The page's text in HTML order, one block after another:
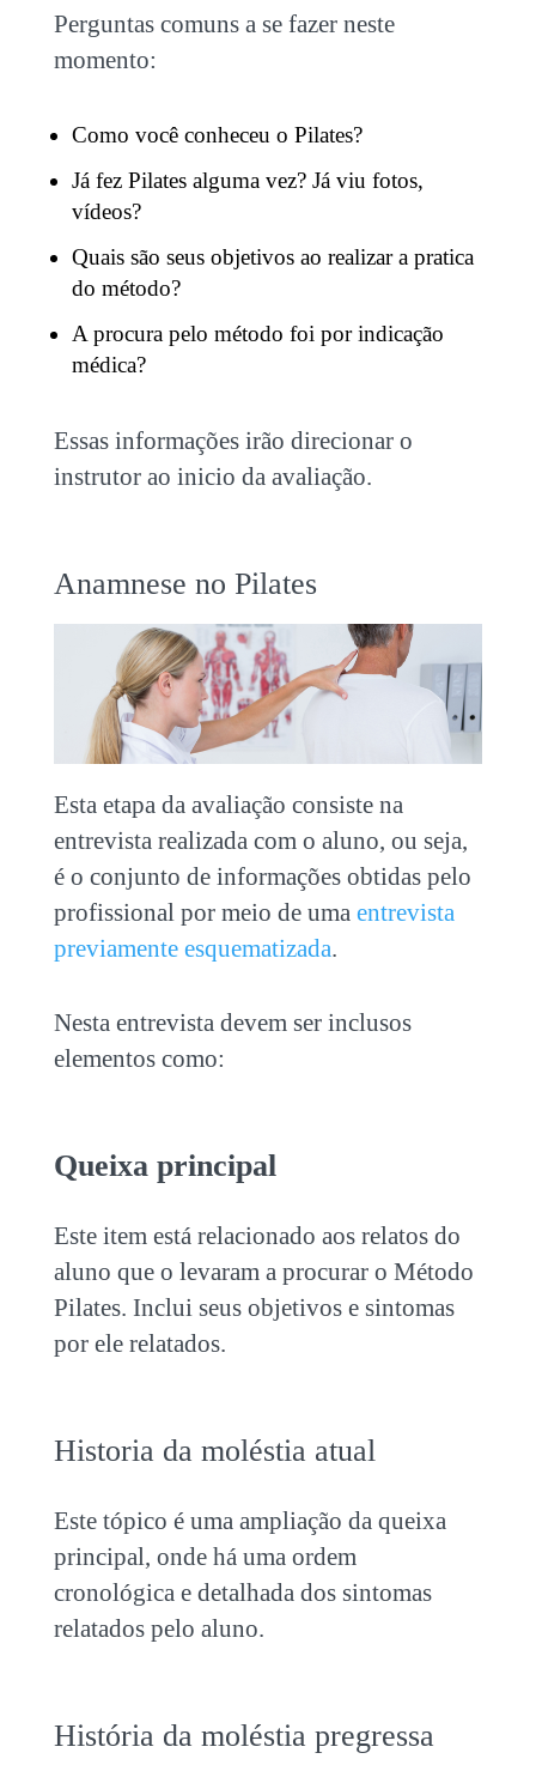
Perguntas comuns a se fazer neste
momento:
Como você conheceu o Pilates?
Já fez Pilates alguma vez? Já viu fotos,
vídeos?
Quais são seus objetivos ao realizar a pratica
do método?
A procura pelo método foi por indicação
médica?
Essas informações irão direcionar o
instrutor ao inicio da avaliação.
Anamnese no Pilates
Esta etapa da avaliação consiste na
entrevista realizada com o aluno, ou seja,
é o conjunto de informações obtidas pelo
profissional por meio de uma entrevista
previamente esquematizada.
Nesta entrevista devem ser inclusos
elementos como:
Queixa principal
Este item está relacionado aos relatos do
aluno que o levaram a procurar o Método
Pilates. Inclui seus objetivos e sintomas
por ele relatados.
Historia da moléstia atual
Este tópico é uma ampliação da queixa
principal, onde há uma ordem
cronológica e detalhada dos sintomas
relatados pelo aluno.
História da moléstia pregressa